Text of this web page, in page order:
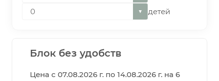
▼ детей
Блок без удобств
Цена с 07.08.2026 г. по 14.08.2026 г. на 6